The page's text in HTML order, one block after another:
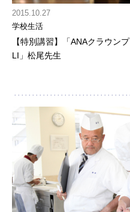
2015.10.27
学校生活
【特別講習】「ANAクラウン
LI」松尾先生